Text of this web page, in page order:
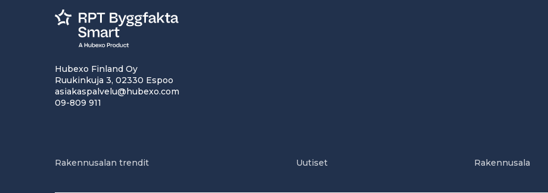
Hubexo Finland Oy
Ruukinkuja 3, 02330 Espoo
asiakaspalvelu@hubexo.com
09-809 911
Rakennusalan trendit Uutiset Rakennusala